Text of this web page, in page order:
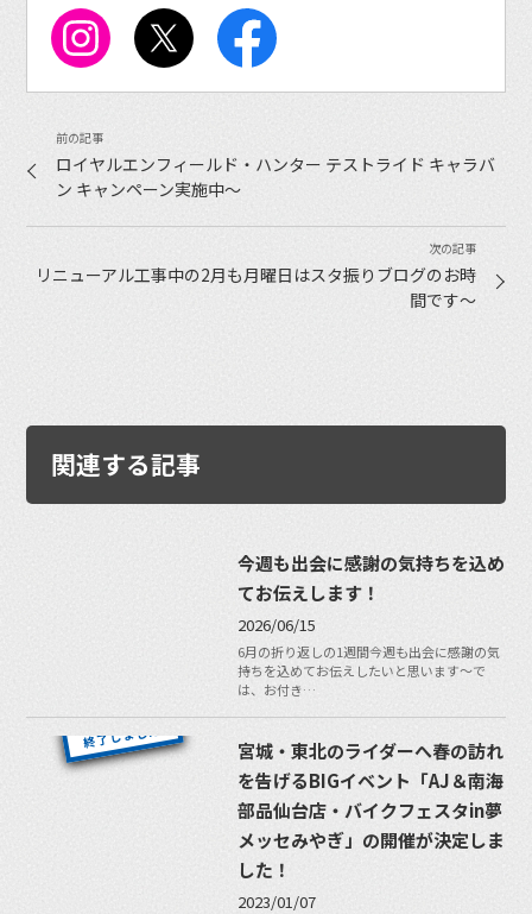
ロイヤルエンフィールド・ハンター テストライド キャラバ
ン キャンペーン実施中〜
リニューアル工事中の2月も月曜日はスタ振りブログのお時
間です〜
関連する記事
今週も出会に感謝の気持ちを込め
てお伝えします！
2026/06/15
6月の折り返しの1週間今週も出会に感謝の気
持ちを込めてお伝えしたいと思います〜で
は、お付き…
宮城・東北のライダーへ春の訪れ
を告げるBIGイベント「AJ＆南海
部品仙台店・バイクフェスタin夢
メッセみやぎ」の開催が決定しま
した！
2023/01/07